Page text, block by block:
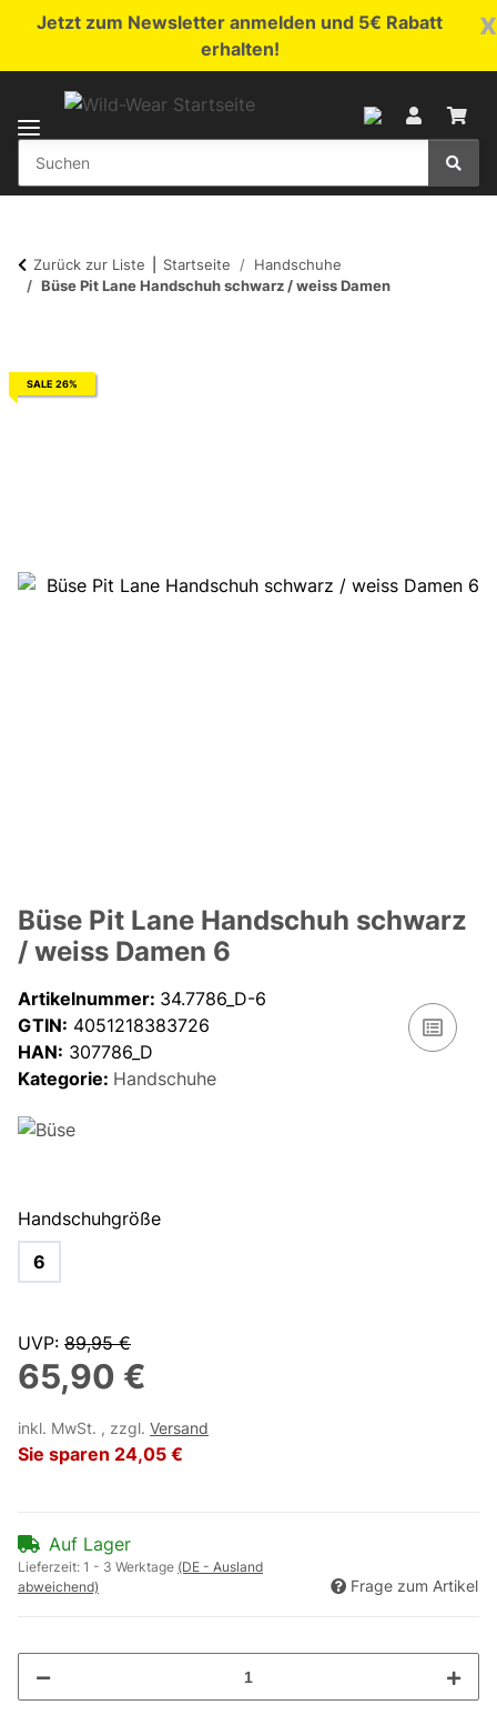
x
Jetzt zum Newsletter anmelden und 5€ Rabatt
erhalten!
Zurück zur Liste Startseite
Handschuhe
Büse Pit Lane Handschuh schwarz / weiss Damen
SALE 26%
Büse Pit Lane Handschuh schwarz
/ weiss Damen 6
Artikelnummer: 34.7786_D-6
GTIN: 4051218383726
HAN: 307786_D
Kategorie: Handschuhe
Handschuhgröße
6
UVP: 89,95 €
65,90 €
inkl. MwSt. , zzgl. Versand
Sie sparen 24,05 €
Auf Lager
Lieferzeit: 1 - 3 Werktage (DE - Ausland
abweichend)
Frage zum Artikel